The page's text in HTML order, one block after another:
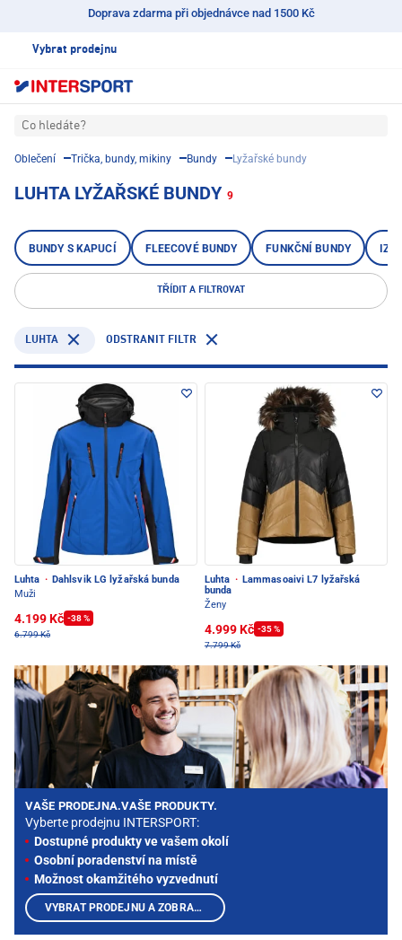
Doprava zdarma při objednávce nad 1500 Kč
Vybrat prodejnu
Co hledáte?
Oblečení Trička, bundy, mikiny Bundy Lyžařské bundy
LUHTA LYŽAŘSKÉ BUNDY 9
BUNDY S KAPUCÍ FLEECOVÉ BUNDY FUNKČNÍ BUNDY
TŘÍDIT A FILTROVAT
LUHTA ODSTRANIT FILTR
Luhta · Dahlsvik LG lyžařská bunda
Muži
4.199 Kč -38 %
6.799 Kč
Luhta · Lammasoaivi L7 lyžařská
bunda
Ženy
4.999 Kč -35 %
7.799 Kč
VAŠE PRODEJNA.VAŠE PRODUKTY.
Vyberte prodejnu INTERSPORT:
Dostupné produkty ve vašem okolí
Osobní poradenství na místě
Možnost okamžitého vyzvednutí
VYBRAT PRODEJNU A ZOBRAZIT PRODUKTY